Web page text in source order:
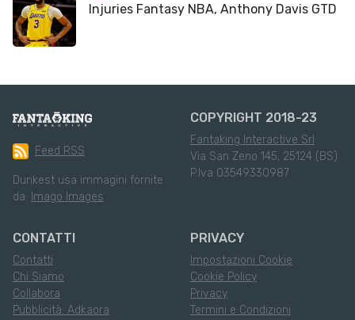
Injuries Fantasy NBA, Anthony Davis GTD
Feed RSS
Dunkest usa immagini fornite
da: Imago Images
COPYRIGHT 2018-23
Fantaking Interactive Srl
Via San Zeno 145, 25124 (BS)
P.Iva 03549330987
CONTATTI
Contatti
Chi Siamo
Collabora
Pubblicità: Adkaora
PRIVACY
Impostazioni Cookie
Cookie Policy
Privacy
Termini e Condizioni